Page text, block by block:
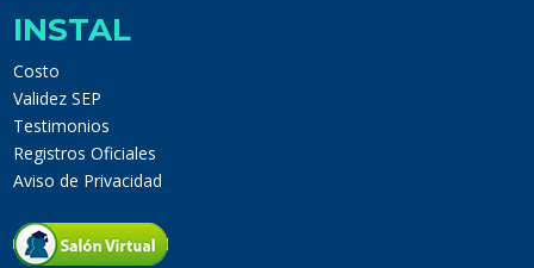
INSTAL
Costo
Validez SEP
Testimonios
Registros Oficiales
Aviso de Privacidad